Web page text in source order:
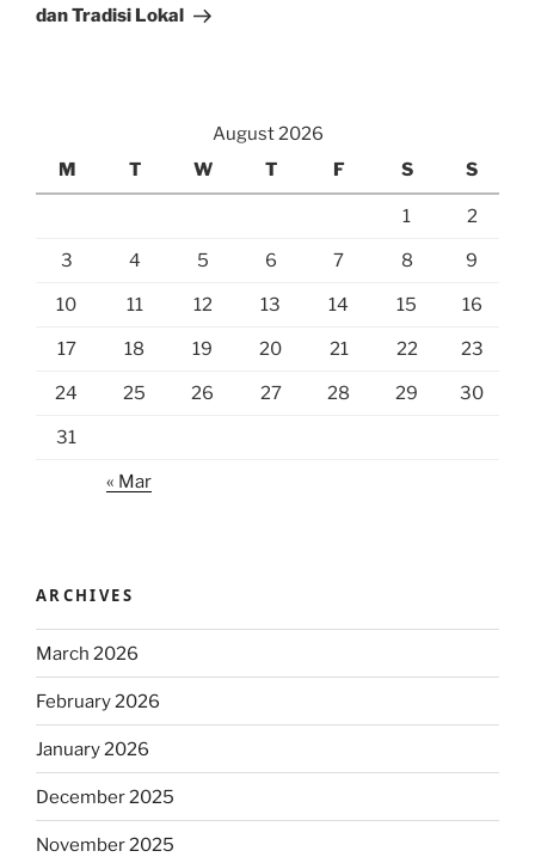
dan Tradisi Lokal
August 2026
M
T W T F S S
1 2
3 4 5 6 7 8 9
10 11 12 13 14 15 16
17 18 19 20 21 22 23
24 25 26 27 28 29 30
31
« Mar
ARCHIVES
March 2026
February 2026
January 2026
December 2025
November 2025